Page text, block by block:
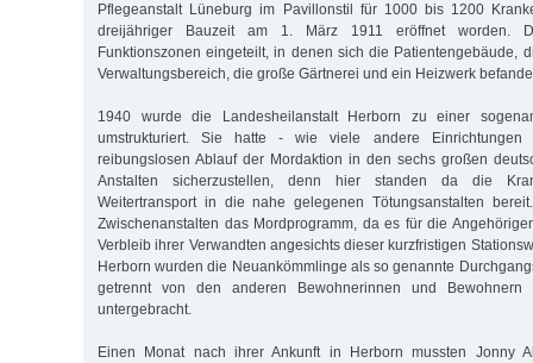
Pflegeanstalt Lüneburg im Pavillonstil für 1000 bis 1200
dreijähriger Bauzeit am 1. März 1911 eröffnet worden.
Funktionszonen eingeteilt, in denen sich die Patientengebäude,
Verwaltungsbereich, die große Gärtnerei und ein Heizwerk
1940 wurde die Landesheilanstalt Herborn zu einer
umstrukturiert. Sie hatte - wie viele andere
reibungslosen Ablauf der Mordaktion in den sechs großen
Anstalten sicherzustellen, denn hier standen da die
Weitertransport in die nahe gelegenen Tötungsanstalten
Zwischenanstalten das Mordprogramm, da es für die
Verbleib ihrer Verwandten angesichts dieser kurzfristigen
Herborn wurden die Neuankömmlinge als so genannte
getrennt von den anderen Bewohnerinnen und Bewohnern
untergebracht.
Einen Monat nach ihrer Ankunft in Herborn mussten Jonny